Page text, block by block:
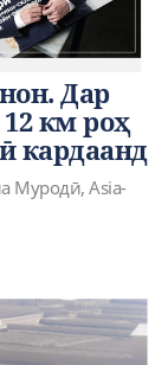
Дар
км роҳ
кардаанд
Муродӣ, Asia-